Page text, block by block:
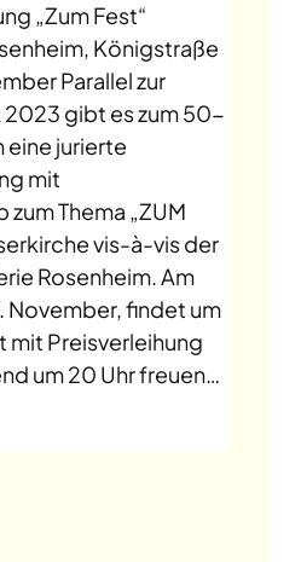
„Zum Fest“
Königstraße
Parallel zur
gibt es zum 50-
eine jurierte
mit
Thema „ZUM
vis-à-vis der
Rosenheim. Am
November, findet um
mit Preisverleihung
um 20 Uhr freuen…